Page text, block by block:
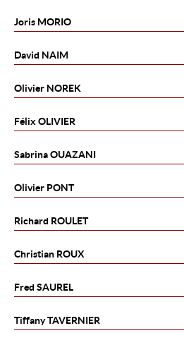
Joris MORIO
David NAIM
Olivier NOREK
Félix OLIVIER
SabrinaOUAZANI
Olivier PONT
Richard ROULET
Christian ROUX
Fred SAUREL
TiffanyTAVERNIER